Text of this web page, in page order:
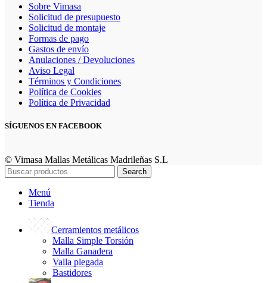
Sobre Vimasa
Solicitud de presupuesto
Solicitud de montaje
Formas de pago
Gastos de envío
Anulaciones / Devoluciones
Aviso Legal
Términos y Condiciones
Política de Cookies
Política de Privacidad
SÍGUENOS EN FACEBOOK
© Vimasa Mallas Metálicas Madrileñas S.L
Search
Menú
Tienda
Cerramientos metálicos
Malla Simple Torsión
Malla Ganadera
Valla plegada
Bastidores